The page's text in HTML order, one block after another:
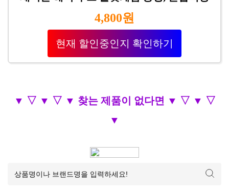
4,800원
현재 할인중인지 확인하기
▼ ▽ ▼ ▽ ▼ 찾는 제품이 없다면 ▼ ▽ ▼ ▽
▼